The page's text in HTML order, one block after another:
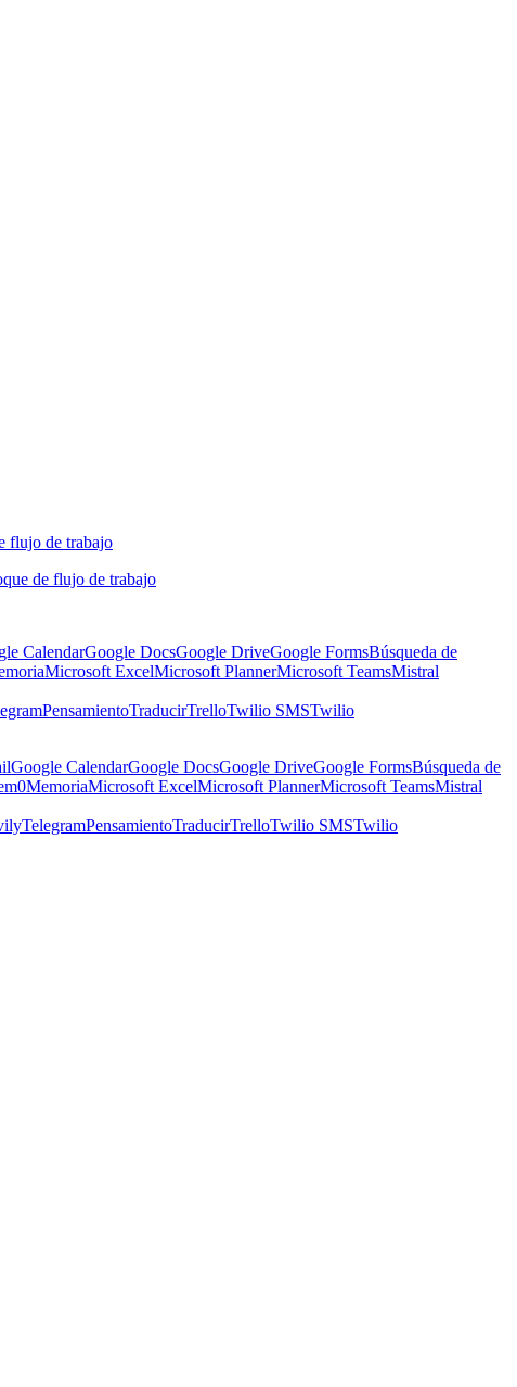
flujo de trabajo
de flujo de trabajo
CalendarGoogle DocsGoogle DriveGoogle FormsBúsqueda de
Microsoft ExcelMicrosoft PlannerMicrosoft TeamsMistral
PensamientoTraducirTrelloTwilio SMSTwilio
Google CalendarGoogle DocsGoogle DriveGoogle FormsBúsqueda de
MemoriaMicrosoft ExcelMicrosoft PlannerMicrosoft TeamsMistral
TelegramPensamientoTraducirTrelloTwilio SMSTwilio